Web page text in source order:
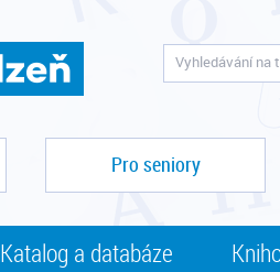
Pro seniory
Katalog a databáze